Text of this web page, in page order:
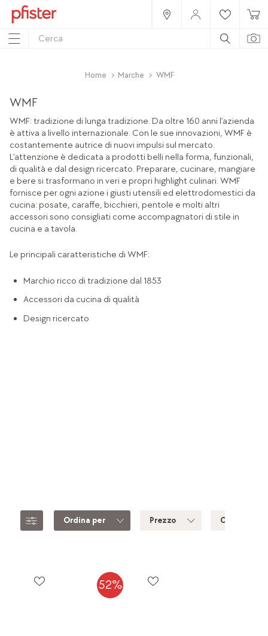
Home Marche WMF
WMF
WMF: tradizione di lunga tradizione. Da oltre 160 anni l’azienda
è attiva a livello internazionale. Con le sue innovazioni, WMF è
costantemente autrice di nuovi impulsi sul mercato.
L’attenzione è dedicata a prodotti belli nella forma, funzionali,
di qualità e dal design ricercato. Preparare, cucinare, mangiare
e bere si trasformano in veri e propri highlight culinari. WMF
fornisce per ogni azione i giusti utensili ed elettrodomestici da
cucina: posate, caraffe, bicchieri, pentole e molti altri
accessori sono consigliati come accompagnatori di stile in
cucina e a tavola.
Le principali caratteristiche di WMF:
Marchio ricco di tradizione dal 1853
Accessori da cucina di qualità
Design ricercato
Ordina per Prezzo Colore
52%